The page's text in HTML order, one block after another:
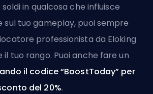
in qualcosa che influisce
tuo gameplay, puoi sempre
professionista da Eloking
tuo rango. Puoi anche fare un
il codice “BoostToday” per
del 20%.